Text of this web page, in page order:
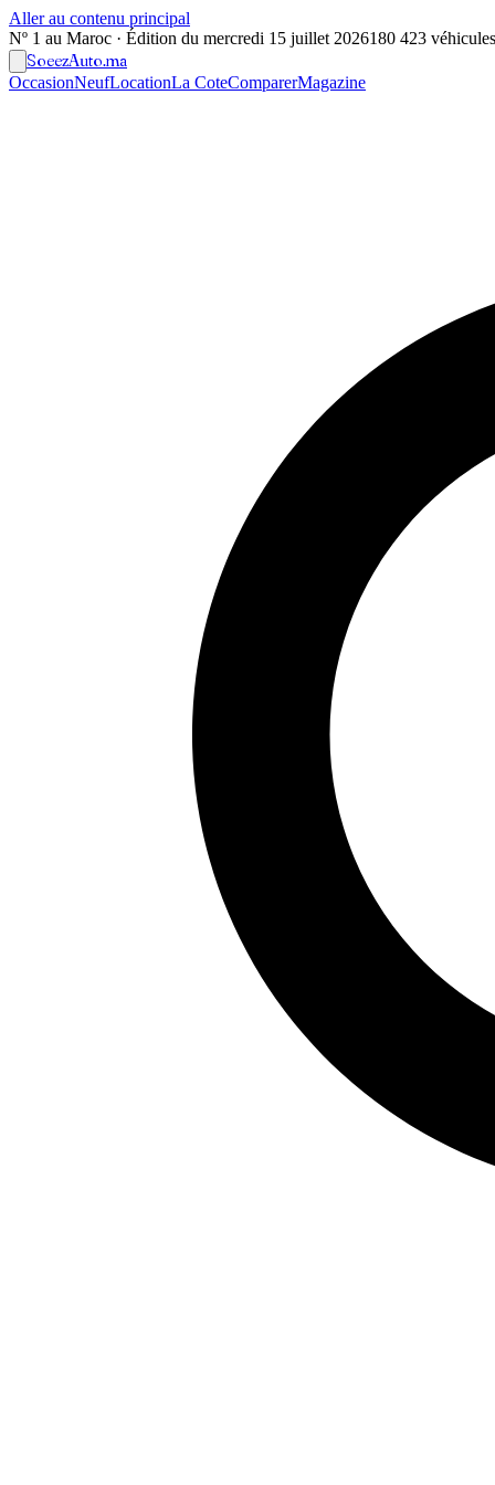
Aller au contenu principal
Nº 1 au Maroc · Édition du mercredi 15 juillet 2026180 423
SoeezAuto.ma
OccasionNeufLocationLa CoteComparerMagazine